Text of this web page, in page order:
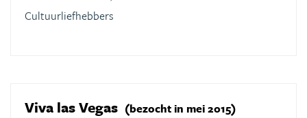
Cultuurliefhebbers
Viva las Vegas (bezocht in mei 2015)